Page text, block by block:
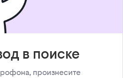
в поиске
произнесите